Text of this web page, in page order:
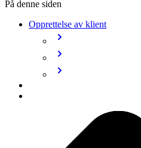
På denne siden
Opprettelse av klient